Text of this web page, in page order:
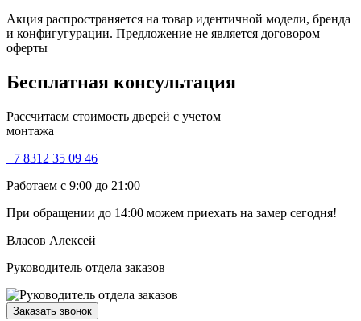
Акция распространяется на товар идентичной модели, бренда
и конфигугурации. Предложение не является договором
оферты
Бесплатная консультация
Рассчитаем стоимость дверей с учетом
монтажа
+7 8312 35 09 46
Работаем с 9:00 до 21:00
При обращении до 14:00 можем приехать на замер сегодня!
Власов Алексей
Руководитель отдела заказов
Заказать звонок